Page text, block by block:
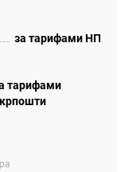
за тарифами НП
тарифами